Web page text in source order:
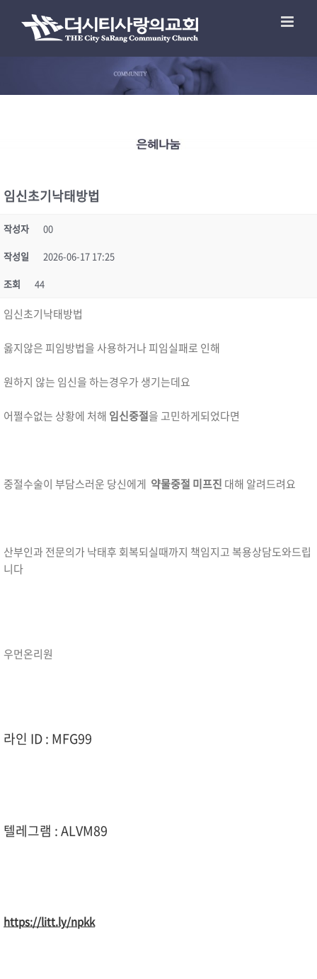
임신초기낙­태방법
작성자 00
작성일 2026-06-17 17:25
조회 44
임신초기낙­태방법
옳지않은 피임방법을 사용하거나 피임실패로 인해
원하지 않는 임신을 하는경우가 생기는데요
어쩔수없는 상황에 처해 임신중절을 고민하게되었다면
중절수술이 부담스러운 당신에게 약물중절 미프진 대해 알려드려요
산부인과 전문의가 낙태후 회복되실때까지 책임지고 복용상담도와드립
니다
우먼온리원
라인 ID : MFG99
텔레그램 : ALVM89
https://litt.ly/npkk